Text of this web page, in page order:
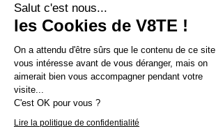
Salut c'est nous...
les Cookies de V8TE !
On a attendu d'être sûrs que le contenu de ce site
vous intéresse avant de vous déranger, mais on
aimerait bien vous accompagner pendant votre
visite...
C'est OK pour vous ?
Lire la politique de confidentialité